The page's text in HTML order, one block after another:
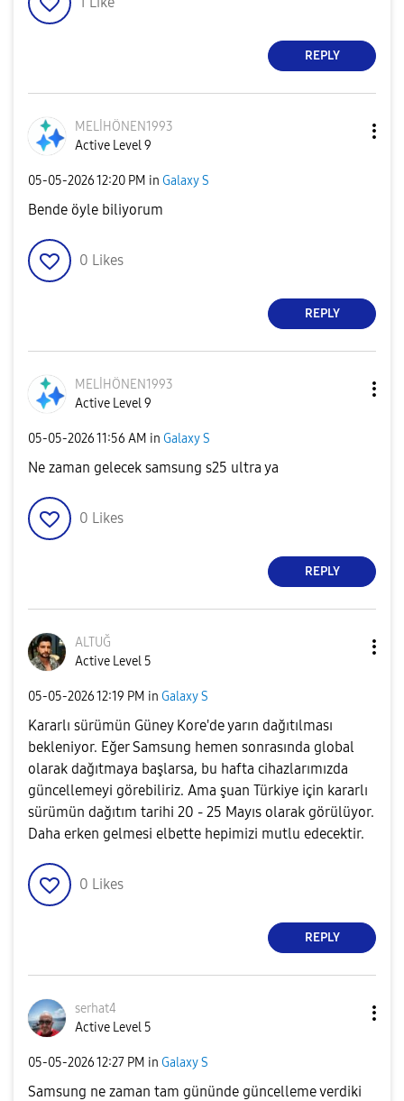
REPLY
MELİHÖNEN1993
Active Level 9
‎05-05-202612:20 PM in Galaxy S
Bende öyle biliyorum
0 Likes
REPLY
MELİHÖNEN1993
Active Level 9
‎05-05-202611:56 AM in Galaxy S
Ne zaman gelecek samsung s25 ultra ya
0 Likes
REPLY
ALTUĞ
Active Level 5
‎05-05-202612:19 PM in Galaxy S
Kararlı sürümün Güney Kore'de yarın dağıtılması
bekleniyor. Eğer Samsung hemen sonrasında global
olarak dağıtmaya başlarsa, bu hafta cihazlarımızda
güncellemeyi görebiliriz. Ama şuan Türkiye için kararlı
sürümün dağıtım tarihi 20 - 25 Mayıs olarak görülüyor.
Daha erken gelmesi elbette hepimizi mutlu edecektir.
0 Likes
REPLY
serhat4
Active Level 5
‎05-05-202612:27 PM in Galaxy S
Samsung ne zaman tam gününde güncelleme verdiki